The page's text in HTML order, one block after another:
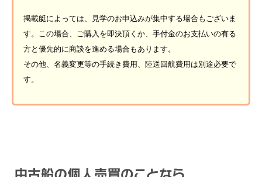
掲載艇によっては、見学のお申込みが集中する場合もございま
す。この場合、ご購入を即決頂くか、手付金のお支払いの有る
方と優先的に商談を進める場合もあります。
その他、名義変更等の手続き費用、陸送回航費用は別途必要で
す。